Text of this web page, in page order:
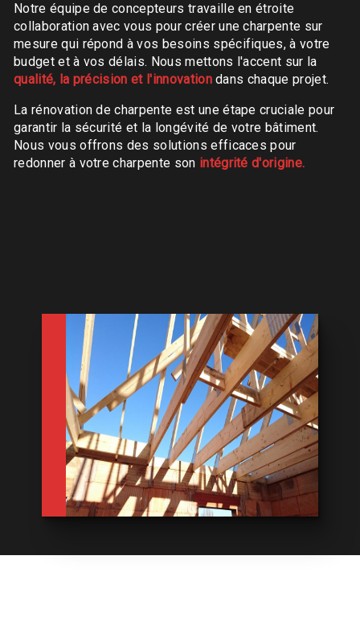
Notre équipe de concepteurs travaille en étroite
collaboration avec vous pour créer une charpente sur
mesure qui répond à vos besoins spécifiques, à votre
budget et à vos délais. Nous mettons l'accent sur la
qualité, la précision et l'innovationdans chaque projet.
La rénovation de charpente est une étape cruciale pour
garantir la sécurité et la longévité de votre bâtiment.
Nous vous offrons des solutions efficaces pour
redonner à votre charpente son intégrité d'origine.